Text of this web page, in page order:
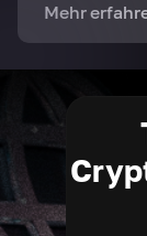
Mehr